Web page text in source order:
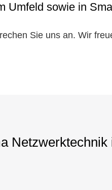
Umfeld sowie in
Sie uns an. Wir
Netzwerktechnik